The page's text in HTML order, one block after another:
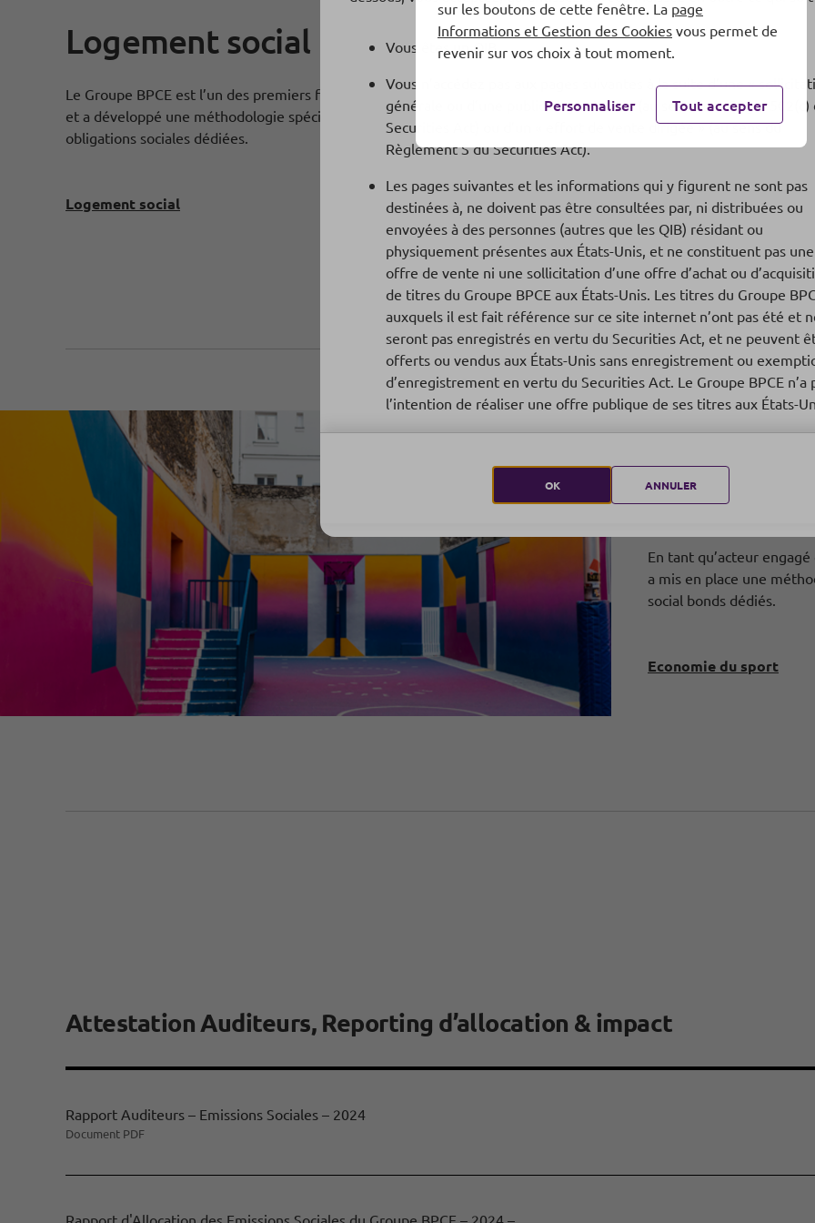
Logement social
Le Groupe BPCE est l’un des premiers financeurs du logement social en France
et a développé une méthodologie spécifique lui permettant d’émettre des
obligations sociales dédiées.
Logement social
Economie
En tant qu’acteur
a mis en place une
social bonds dédiés.
Economie du sport
Vous êtes un QIB.
Vous n’accédez pas aux pages suivantes à la suite d’une «
générale ou d’une publicité générale » (au sens de la Règle 502(c)
Securities Act) ou d’un « effort de vente dirigée » (au sens du
Règlement S du Securities Act).
Les pages suivantes et les informations qui y figurent ne sont pas
destinées à, ne doivent pas être consultées par, ni distribuées ou
envoyées à des personnes (autres que les QIB) résidant ou
physiquement présentes aux États-Unis, et ne constituent pas une
offre de vente ni une sollicitation d’une offre d’achat ou
de titres du Groupe BPCE aux États-Unis. Les titres du Groupe
auxquels il est fait référence sur ce site internet n’ont pas été et
seront pas enregistrés en vertu du Securities Act, et ne peuvent
offerts ou vendus aux États-Unis sans enregistrement ou
d’enregistrement en vertu du Securities Act. Le Groupe BPCE n’a
l’intention de réaliser une offre publique de ses titres aux États-
OK ANNULER
Attestation Auditeurs, Reporting d’allocation & impact
Rapport Auditeurs – Emissions Sociales – 2024
Document PDF
sur les boutons de cette fenêtre. La page
Informations et Gestion des Cookies vous permet de
revenir sur vos choix à tout moment.
Personnaliser Tout accepter